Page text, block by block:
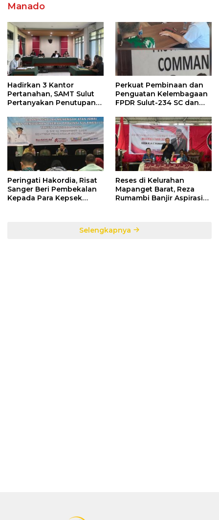
Manado
Hadirkan 3 Kantor
Pertanahan, SAMT Sulut
Pertanyakan Penutupan
Anggaran Negara
Perkuat Pembinaan dan
Penguatan Kelembagaan
FPDR Sulut-234 SC dan
Peringati Hakordia, Risat
Sanger Beri Pembekalan
Kepada Para Kepsek
Reses di Kelurahan
Mapanget Barat, Reza
Rumambi Banjir Aspirasi
Selengkapnya